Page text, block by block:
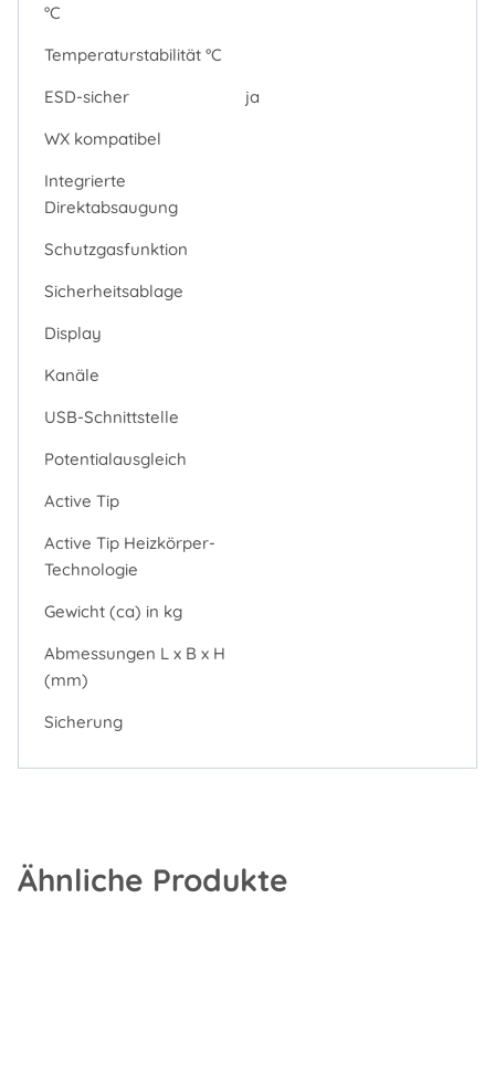
°C
Temperaturstabilität °C
ESD-sicher
ja
WX kompatibel
Integrierte
Direktabsaugung
Schutzgasfunktion
Sicherheitsablage
Display
Kanäle
USB-Schnittstelle
Potentialausgleich
Active Tip
Active Tip Heizkörper-
Technologie
Gewicht (ca) in kg
Abmessungen L x B x H
(mm)
Sicherung
Ähnliche Produkte